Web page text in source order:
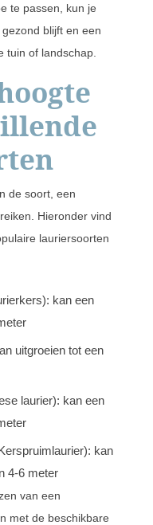
te passen, kun je
blijft en een
tuin of landschap.
de soort, een
Hieronder vind
lauriersoorten
kan een
uitgroeien tot een
laurier): kan een
kan
4-6 meter
van een
met de beschikbare